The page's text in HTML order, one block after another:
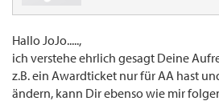
Hallo JoJo.....,
ich verstehe ehrlich gesagt Deine
z.B. ein Awardticket nur für AA hast
ändern, kann Dir ebenso wie mir